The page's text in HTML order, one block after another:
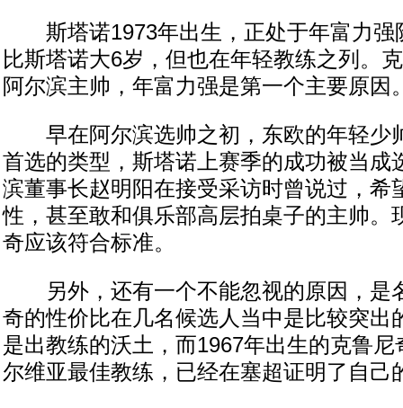
斯塔诺1973年出生，正处于年富力强
比斯塔诺大6岁，但也在年轻教练之列。
阿尔滨主帅，年富力强是第一个主要原因
早在阿尔滨选帅之初，东欧的年轻少
首选的类型，斯塔诺上赛季的成功被当成
滨董事长赵明阳在接受采访时曾说过，希
性，甚至敢和俱乐部高层拍桌子的主帅。
奇应该符合标准。
另外，还有一个不能忽视的原因，是
奇的性价比在几名候选人当中是比较突出
是出教练的沃土，而1967年出生的克鲁尼
尔维亚最佳教练，已经在塞超证明了自己